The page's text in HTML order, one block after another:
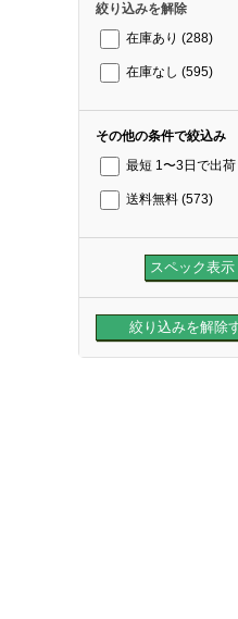
絞り込みを解除
在庫あり (288)
在庫なし (595)
その他の条件で絞込み
最短 1〜3日で出荷
送料無料 (573)